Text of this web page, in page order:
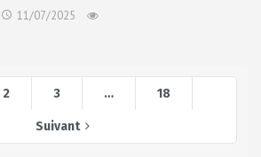
11/07/2025
2 3 … 18
Suivant